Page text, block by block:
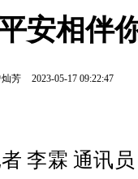
安相伴
芳 2023-05-17 09:22:47
者 李霖 通讯